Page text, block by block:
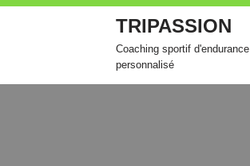
TRIPASSION
Coaching sportif d'endurance
personnalisé